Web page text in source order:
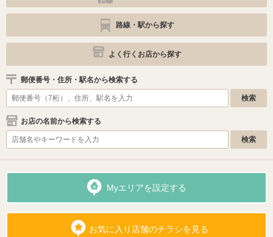
路線・駅から探す
よく行くお店から探す
郵便番号・住所・駅名から検索する
お店の名前から検索する
Myエリアを設定する
お気に入り店舗のチラシを見る